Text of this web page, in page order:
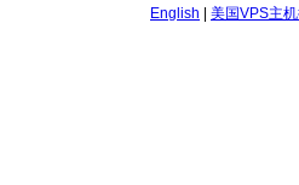
English 美国VPS主